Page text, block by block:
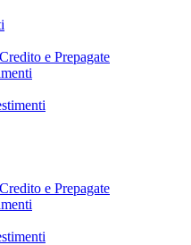
e Prepagate
e Prepagate